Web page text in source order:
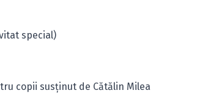
special)
copii susținut de Cătălin Milea